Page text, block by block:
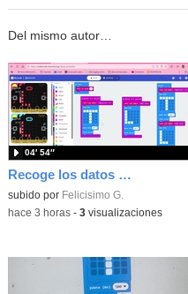
Del mismo autor…
Recoge los datos en una gráfica programando tu placa microbit con MakeCode y conoce la Tª y nivel de luz en este eclipse
Contenido educativo.
subido por Felicisimo G.
04′ 54″
-hace 3 horas- 3visualizaciones